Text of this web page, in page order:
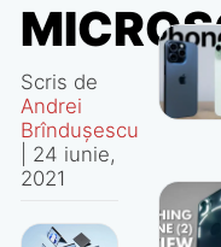
Scris de
Andrei
Brîndușescu
24 iunie,
2021